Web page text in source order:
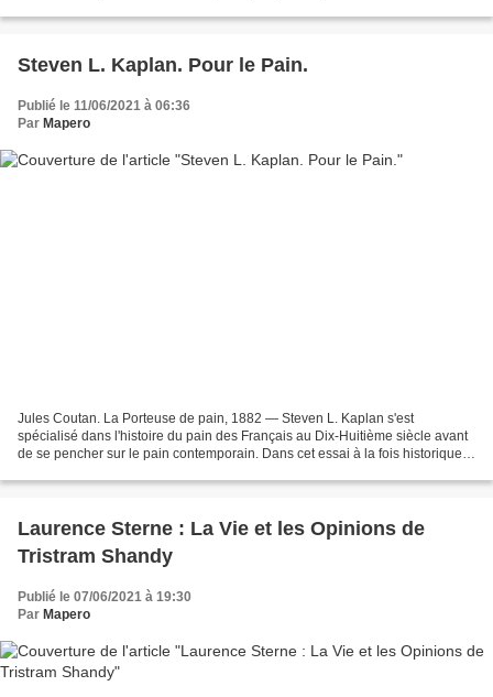
Steven L. Kaplan. Pour le Pain.
Publié le 11/06/2021 à 06:36
Par Mapero
Jules Coutan. La Porteuse de pain, 1882 — Steven L. Kaplan s'est
spécialisé dans l'histoire du pain des Français au Dix-Huitième siècle avant
de se pencher sur le pain contemporain. Dans cet essai à la fois historique
Laurence Sterne : La Vie et les Opinions de
Tristram Shandy
Publié le 07/06/2021 à 19:30
Par Mapero